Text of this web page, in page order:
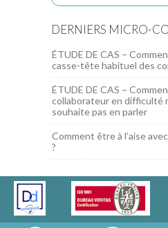
DERNIERS MICRO-
ÉTUDE DE CAS –
casse-tête habituel des
ÉTUDE DE CAS –
collaborateur en difficulté
souhaite pas en parler
Comment être à l’aise
?